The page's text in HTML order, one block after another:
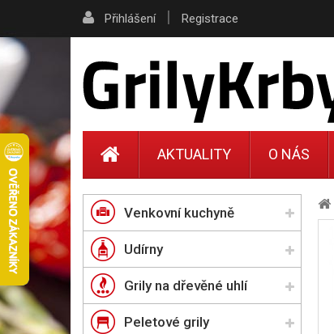
Venkovní kuchyně
Udírny
Grily na dřevěné uhlí
Peletové grily
Přihlášení | Registrace
AKTUALITY O NÁS